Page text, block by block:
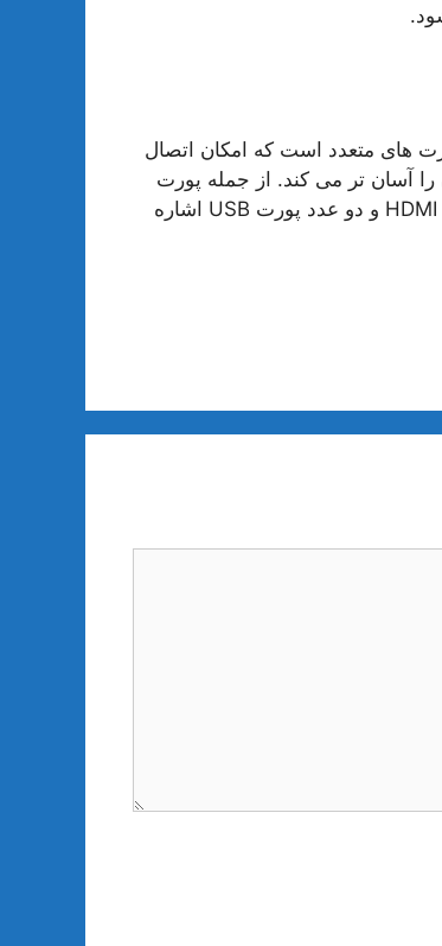
جی پلاس، داشتن پورت های متعدد است که امکان اتصال
را آسان تر می کند. از جمله پورت
های موجود در تلویزیون 50 اینچ جی پلاس می توان به سه عدد پورت HDMI و دو عدد پورت USB اشاره